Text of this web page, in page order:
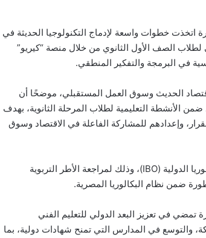
اتخذت خطوات واسعة لإدماج التكنولوجيا الحديثة في
لطلاب الصف الأول الثانوي من خلال منصة “كيريو”
في البرمجة والتفكير المنطقي.
الحديث وسوق العمل المستقبلي، موضحًا أن
ضمن الأنشطة التعليمية لطلاب المرحلة الثانوية، بهدف
القرار، وإعدادهم للمشاركة الفاعلة في الاقتصاد وسوق
كما أشار السيد الوزير إلى أن الوزارة تتعاون مع مؤسسة البكالوريا الدولية (IBO)، وذلك لمراجعة الأطر التربوية
ضمن نظام البكالوريا المصرية.
تمضي في تعزيز البعد الدولي للتعليم الفني
والتوسع في المدارس التي تمنح شهادات دولية، بما